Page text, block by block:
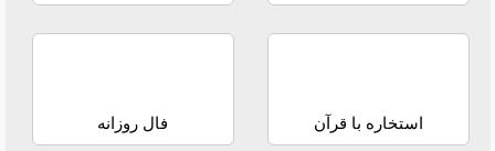
استخاره با قرآن فال روزانه